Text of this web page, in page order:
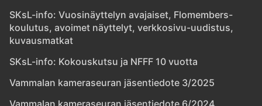
SKsL-info: Vuosinäyttelyn avajaiset, Flomembers-
koulutus, avoimet näyttelyt, verkkosivu-uudistus,
kuvausmatkat
SKsL-info: Kokouskutsu ja NFFF 10 vuotta
Vammalan kameraseuran jäsentiedote 3/2025
Vammalan kameraseuran jäsentiedote 6/2024